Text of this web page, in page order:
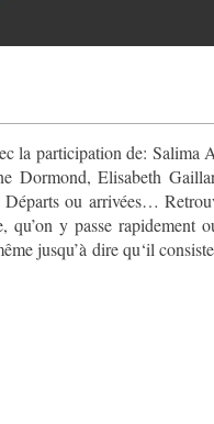
la participation de: Salima
Dormond, Elisabeth
ou arrivées…
y passe rapidement
jusqu’à dire qu‘il